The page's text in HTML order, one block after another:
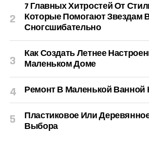
7 Главных Хитростей От
Которые Помогают Звездам
Сногсшибательно
Как Создать Летнее
Маленьком Доме
Ремонт В Маленькой Ванной
Пластиковое Или
Выбора